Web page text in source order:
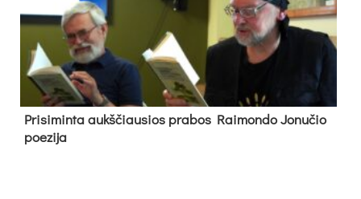
Pri­si­min­ta aukš­čiau­sios pra­bos Rai­mon­do Jo­nu­čio
poe­zi­ja